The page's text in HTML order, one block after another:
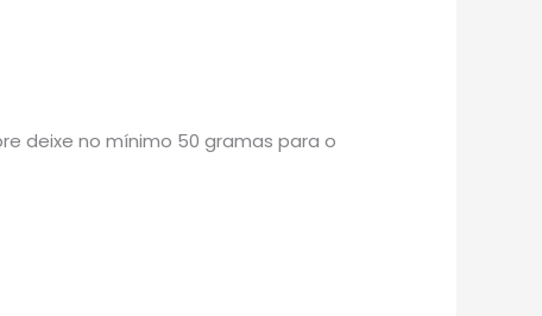
deixe no mínimo 50 gramas para o